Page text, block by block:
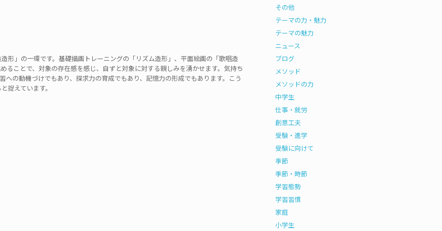
形」の一環です。基礎描画トレーニングの「リズム造形」、平面絵画の「歌唱造
ことで、対象の存在感を感じ、自ずと対象に対する親しみを湧かせます。気持ち
の動機づけでもあり、探求力の育成でもあり、記憶力の形成でもあります。こう
捉えています。
その他
テーマの力・魅力
テーマの魅力
ニュース
ブログ
メソッド
メソッドの力
中学生
仕事・就労
創意工夫
受験・進学
受験に向けて
季節
季節・時節
学習態勢
学習習慣
家庭
小学生